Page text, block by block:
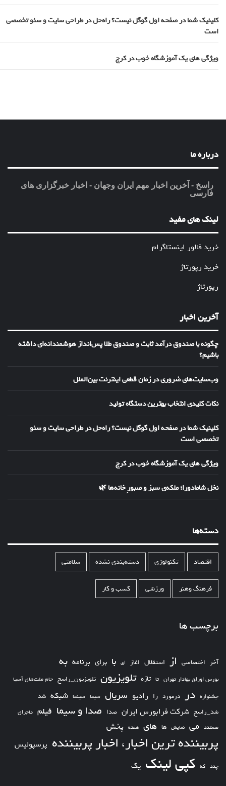
کلینیک شما در صفحه اول گوگل نیست؟ راه‌حل در طراحی سایت و سئو تخصصی
است
ویژگی های یک آموزشگاه خوب در کرج
درباره ما
راسخ - آخرین اخبار مهم ایران وجهان - اخبار خبرگزاری های
فارسی
لینک های مفید
خرید فالور اینستاگرام
خرید رپورتاژ
رپورتاژ
آخرین اخبار
چگونه با صندوق درآمد ثابت و صندوق طلا پس‌انداز هوشمندانه‌ای داشته
باشیم؟
وب‌سایت‌های ضروری در زمان قطعی اینترنت بین‌الملل
نکات کلیدی انتخاب بهترین دستگاه تولید
کلینیک شما در صفحه اول گوگل نیست؟ راه‌حل در طراحی سایت و سئو
تخصصی است
ویژگی های یک آموزشگاه خوب در کرج
نخل شامادورا؛ ملکه‌ی سبز و صبورِ خانه‌ها 🌿
دسته‌ها
اقتصاد تکنولوژی دسته‌بندی نشده سلامتی
فرهنگ وهنر ورزشی کسب و کار
برچسب ها
آخر اختصاصی از استقلال اغاز ای با برای برنامه به
بورس اوراق بهادار تهران تا تازه تلویزیون تلویزیون_راسخ جام ملت‌های آسیا
جشنواره در درمورد را رادیو سریال سیما سینما شبکه شد
شد_راسخ شرکت فرابورس ایران صدا صدا و سیما فیلم ماجرای
مستند می نمایش ها های هفته پخش
پربیننده ترین اخبار، اخبار پربیننده پرسپولیس
چند که کپی لینک یک